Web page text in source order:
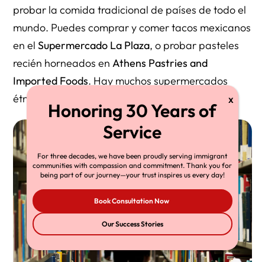
probar la comida tradicional de países de todo el
mundo. Puedes comprar y comer tacos mexicanos
en elSupermercado La Plaza, o probar pasteles
recién horneados enAthens Pastries and
Imported Foods. Hay muchos supermercados
étnicos en los alrededores.
For three decades, we have been proudly serving immigrant
communities with compassion and commitment. Thank you for
being part of our journey—your trust inspires us every day!
Book Consultation Now
Our Success Stories